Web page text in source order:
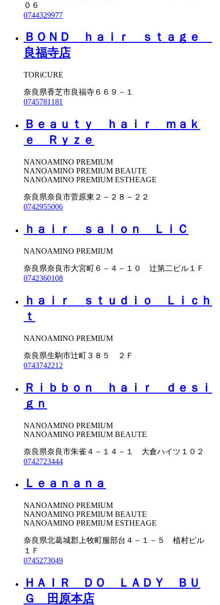
０６
0744329977
ＢＯＮＤ ｈａｉｒ ｓｔａｇｅ
良福寺店
TORiCURE
奈良県香芝市良福寺６６９－１
0745781181
Ｂｅａｕｔｙ ｈａｉｒ ｍａｋ
ｅ Ｒｙｚｅ
NANOAMINO PREMIUM
NANOAMINO PREMIUM BEAUTE
NANOAMINO PREMIUM ESTHEAGE
奈良県奈良市菅原東２－２８－２２
0742955006
ｈａｉｒ ｓａｌｏｎ ＬｉＣ
NANOAMINO PREMIUM
奈良県奈良市大宮町６－４－１０ 辻第二ビル１Ｆ
0742360108
ｈａｉｒ ｓｔｕｄｉｏ Ｌｉｃｈ
ｔ
NANOAMINO PREMIUM
奈良県生駒市辻町３８５ ２Ｆ
0743742212
Ｒｉｂｂｏｎ ｈａｉｒ ｄｅｓｉ
ｇｎ
NANOAMINO PREMIUM
NANOAMINO PREMIUM BEAUTE
奈良県奈良市朱雀４－１４－１ 大倉ハイツ１０２
0742723444
Ｌｅａｎａｎａ
NANOAMINO PREMIUM
NANOAMINO PREMIUM BEAUTE
NANOAMINO PREMIUM ESTHEAGE
奈良県北葛城郡上牧町服部台４－１－５ 植村ビル
１Ｆ
0745273049
ＨＡＩＲ ＤＯ ＬＡＤＹ ＢＵ
Ｇ 田原本店